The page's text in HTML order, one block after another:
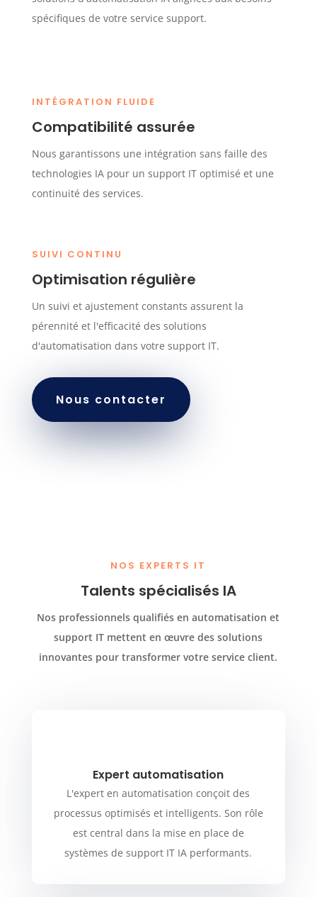
spécifiques de votre service support.
INTÉGRATION FLUIDE
Compatibilité assurée
Nous garantissons une intégration sans faille des
technologies IA pour un support IT optimisé et une
continuité des services.
SUIVI CONTINU
Optimisation régulière
Un suivi et ajustement constants assurent la
pérennité et l'efficacité des solutions
d'automatisation dans votre support IT.
Nous contacter
NOS EXPERTS IT
Talents spécialisés IA
Nos professionnels qualifiés en automatisation et
support IT mettent en œuvre des solutions
innovantes pour transformer votre service client.
Expert automatisation
L'expert en automatisation conçoit des
processus optimisés et intelligents. Son rôle
est central dans la mise en place de
systèmes de support IT IA performants.